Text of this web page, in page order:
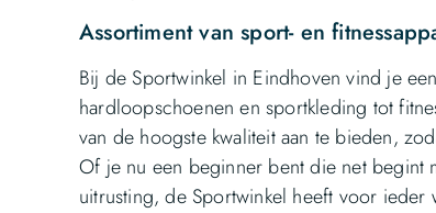
Assortiment van sport- en
Bij de Sportwinkel in Eindhoven vind je
hardloopschoenen en sportkleding tot
van de hoogste kwaliteit aan te bieden,
Of je nu een beginner bent die net begint
uitrusting, de Sportwinkel heeft voor ieder